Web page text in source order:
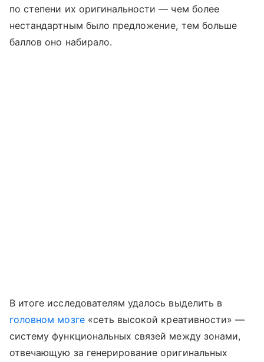
по степени их оригинальности — чем более
нестандартным было предложение, тем больше
баллов оно набирало.
В итоге исследователям удалось выделить в
головном мозге«сеть высокой креативности» —
систему функциональных связей между зонами,
отвечающую за генерирование оригинальных